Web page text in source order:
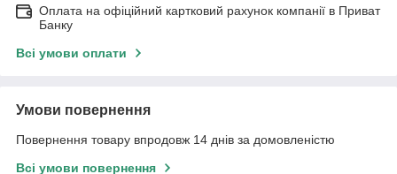
Оплата на офіційний картковий рахунок компанії в Приват
Банку
Всі умови оплати
Умови повернення
Повернення товару впродовж 14 днів за домовленістю
Всі умови повернення